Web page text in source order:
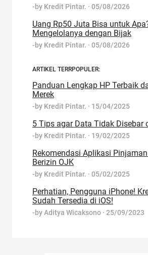
-by Kredit Pintar. · 05/08/2026
Uang Rp50 Juta Bisa untuk
Mengelolanya dengan Bijak
-by Kredit Pintar. · 05/08/2026
ARTIKEL TERRPOPULER:
Panduan Lengkap HP Terbaik
Merek
-by Kredit Pintar. · 15/04/2025
5 Tips agar Data Tidak Disebar
-by Kredit Pintar. · 19/02/2025
Rekomendasi Aplikasi
Berizin OJK
-by Kredit Pintar. · 05/02/2025
Perhatian, Pengguna iPhone!
Sudah Tersedia di iOS!
-byAditya Wicaksono · 25/09/2023